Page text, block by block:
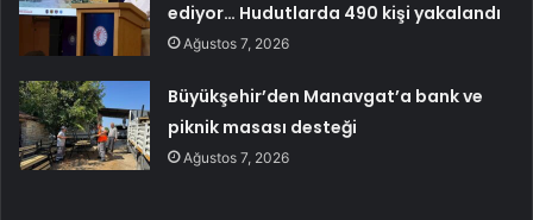
ediyor… Hudutlarda 490 kişi yakalandı
Ağustos 7, 2026
Büyükşehir’den Manavgat’a bank ve
piknik masası desteği
Ağustos 7, 2026